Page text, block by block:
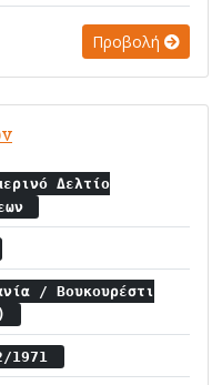
Προβολή
Δελτίο
/ Βουκουρέστι
1971